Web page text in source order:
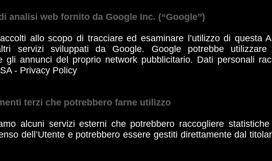
analisi web fornito da Google Inc. (“Google”)
allo scopo di tracciare ed esaminare l’utilizzo di questa
servizi sviluppati da Google. Google potrebbe
gli annunci del proprio network pubblicitario. Dati personali
- Privacy Policy
terzi che potrebbero farne utilizzo
alcuni servizi esterni che potrebbero raccogliere
dell’Utente e potrebbero essere gestiti direttamente dal